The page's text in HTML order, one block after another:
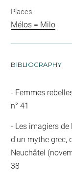
Places
Mélos = Milo
BIBLIOGRAPHY
Femmes
n° 41
Les imagiers
d'un mythe grec,
Neuchâtel
38